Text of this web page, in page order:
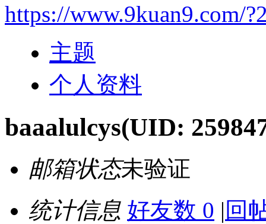
https://www.9kuan9.com/
主题
个人资料
baaalulcys(UID:
邮箱状态未验证
统计信息 好友数 0 | 回